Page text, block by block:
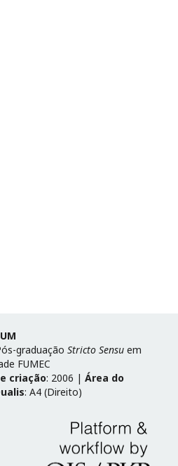
graduação Stricto Sensu em
FUMEC
criação: 2006 | Área do
: A4 (Direito)